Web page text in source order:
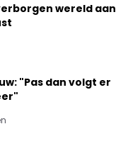
wereld aan
"Pas dan volgt er